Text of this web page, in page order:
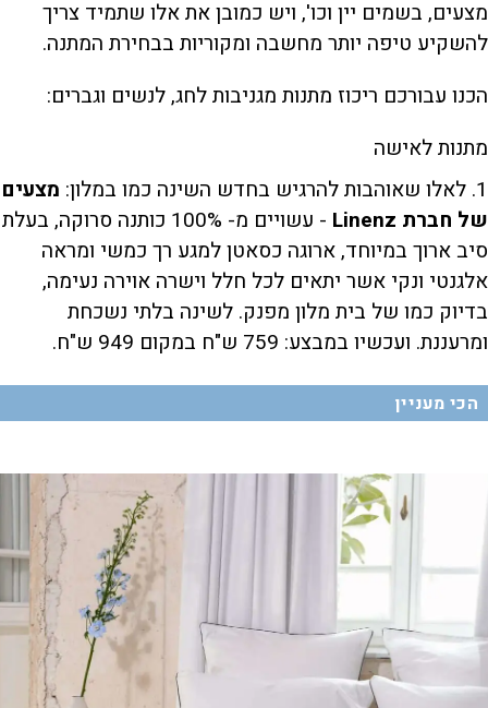
מצעים, בשמים יין וכו', ויש כמובן את אלו שתמיד צריך
להשקיע טיפה יותר מחשבה ומקוריות בבחירת המתנה.
הכנו עבורכם ריכוז מתנות מגניבות לחג, לנשים וגברים:
מתנות לאישה
1. לאלו שאוהבות להרגיש בחדש השינה כמו במלון:
מצעים
של חברת Linenz
- עשויים מ- 100% כותנה סרוקה, בעלת
סיב ארוך במיוחד, ארוגה כסאטן למגע רך כמשי ומראה
אלגנטי ונקי אשר יתאים לכל חלל וישרה אוירה נעימה,
בדיוק כמו של בית מלון מפנק. לשינה בלתי נשכחת
ומרעננת. ועכשיו במבצע: 759 ש"ח במקום 949 ש"ח.
הכי מעניין